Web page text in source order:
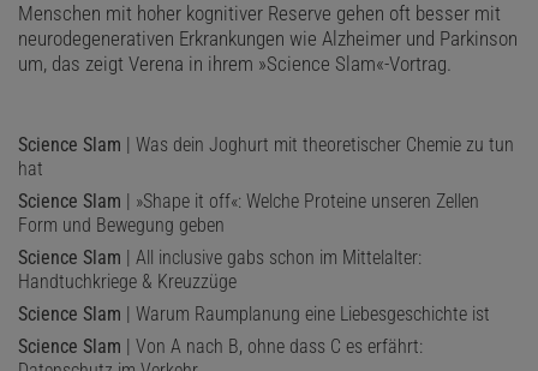
Menschen mit hoher kognitiver Reserve gehen oft besser mit
neurodegenerativen Erkrankungen wie Alzheimer und Parkinson
um, das zeigt Verena in ihrem »Science Slam«-Vortrag.
Science Slam | Was dein Joghurt mit theoretischer Chemie zu tun
hat
Science Slam | »Shape it off«: Welche Proteine unseren Zellen
Form und Bewegung geben
Science Slam | All inclusive gabs schon im Mittelalter:
Handtuchkriege & Kreuzzüge
Science Slam | Warum Raumplanung eine Liebesgeschichte ist
Science Slam | Von A nach B, ohne dass C es erfährt: